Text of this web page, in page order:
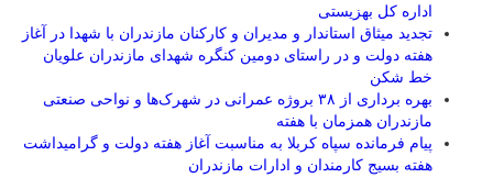
اداره کل بهزیستی
تجدید میثاق استاندار و مدیران و کارکنان مازندران با شهدا در آغاز
هفته دولت و در راستای دومین کنگره شهدای مازندران علویان
خط شکن
بهره برداری از ۳۸ بروژه عمرانی در شهرک‌ها و نواحی صنعتی
مازندران همزمان با هفته
پیام فرمانده سپاه کربلا به مناسبت آغاز هفته دولت و گرامیداشت
هفته بسیج کارمندان و ادارات مازندران